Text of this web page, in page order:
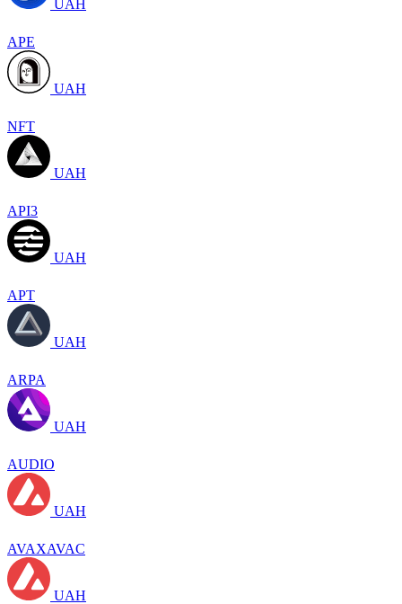
UAH
APE
UAH
NFT
UAH
API3
UAH
APT
UAH
ARPA
UAH
AUDIO
UAH
AVAXAVAC
UAH